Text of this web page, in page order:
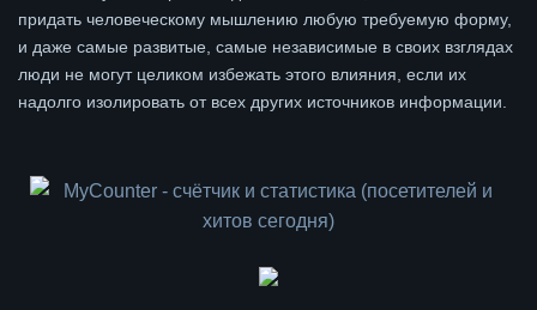
придать человеческому мышлению любую требуемую форму,
и даже самые развитые, самые независимые в своих взглядах
люди не могут целиком избежать этого влияния, если их
надолго изолировать от всех других источников информации.